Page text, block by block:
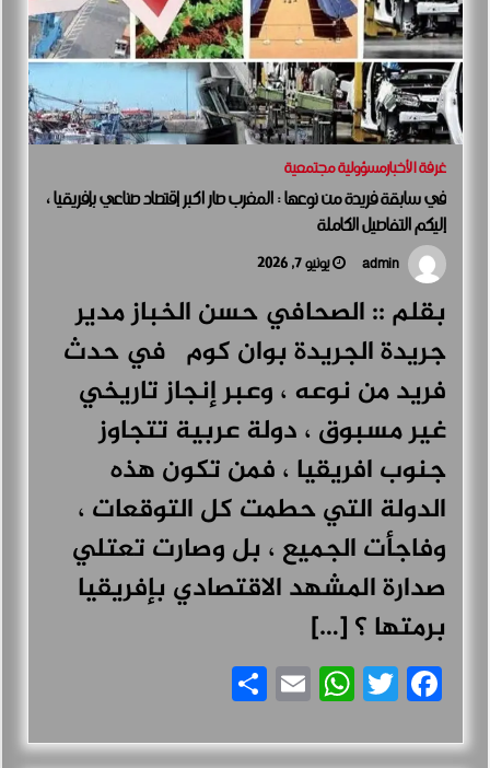
غرفة الأخبارمسؤولية مجتمعية
في سابقة فريدة من نوعها : المغرب صار اكبر إقتصاد صناعي بإفريقيا ،
إليكم التفاصيل الكاملة
admin يونيو 7, 2026
بقلم :: الصحافي حسن الخباز مدير
جريدة الجريدة بوان كوم في حدث
فريد من نوعه ، وعبر إنجاز تاريخي
غير مسبوق ، دولة عربية تتجاوز
جنوب افريقيا ، فمن تكون هذه
الدولة التي حطمت كل التوقعات ،
وفاجأت الجميع ، بل وصارت تعتلي
صدارة المشهد الاقتصادي بإفريقيا
برمتها ؟ […]
Facebook
Twitter
WhatsApp
Email